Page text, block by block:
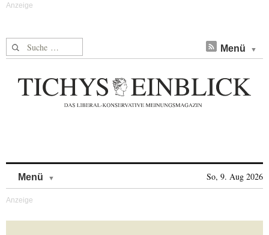
Suche nach: Menü
Menü So, 9. Aug 2026